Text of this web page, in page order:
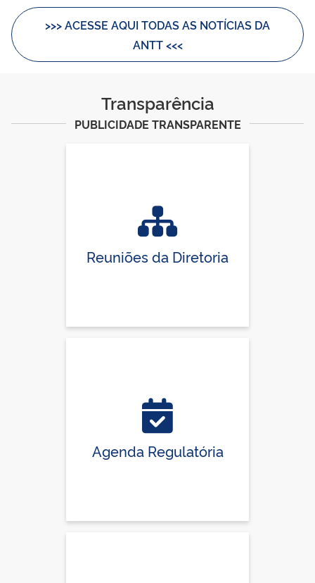
>>> ACESSE AQUI TODAS AS NOTÍCIAS DA
ANTT <<<
Transparência
PUBLICIDADE TRANSPARENTE
Reuniões da Diretoria
Agenda Regulatória